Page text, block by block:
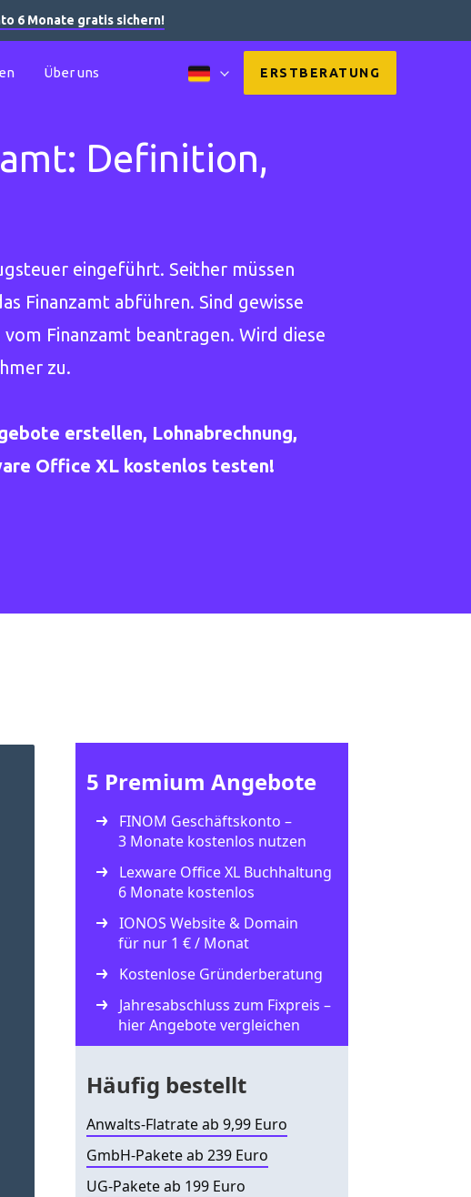
Über uns ERSTBERATUNG
Definition,
eingeführt. Seither müssen
Finanzamt abführen. Sind gewisse
Finanzamt beantragen. Wird diese
zu.
erstellen, Lohnabrechnung,
Office XL kostenlos testen!
5 Premium Angebote
FINOM Geschäftskonto –
3 Monate kostenlos nutzen
Lexware Office XL Buchhaltung
6 Monate kostenlos
IONOS Website & Domain
für nur 1 € / Monat
Kostenlose Gründerberatung
Jahresabschluss zum Fixpreis –
hier Angebote vergleichen
Häufig bestellt
Anwalts-Flatrate ab 9,99 Euro
GmbH-Pakete ab 239 Euro
UG-Pakete ab 199 Euro
6 Monate gratis sichern!